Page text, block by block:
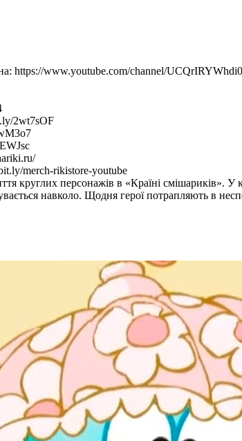
https://www.youtube.com/channel/
2wt7sOF
merch-rikistore-youtube
круглих персонажів в «Країні смішариків». У
навколо. Щодня герої потрапляють в